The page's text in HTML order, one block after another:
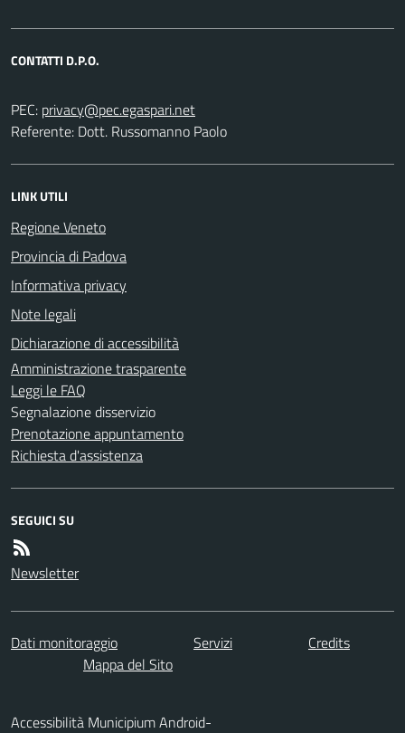
CONTATTI D.P.O.
PEC:
Referente: Dott. Russomanno Paolo
LINK UTILI
Regione Veneto
Provincia di Padova
Informativa privacy
Note legali
Dichiarazione di accessibilità
Amministrazione trasparente
Leggi le FAQ
Segnalazione disservizio
Prenotazione appuntamento
Richiesta d'assistenza
SEGUICI SU
Newsletter
Dati monitoraggio Servizi
Credits
Mappa del Sito
Accessibilità Municipium Android-